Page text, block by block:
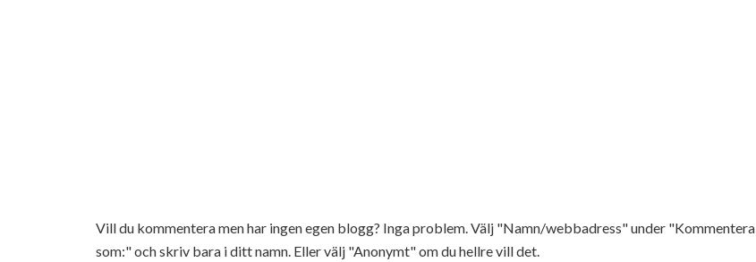
Vill du kommentera men har ingen egen blogg? Inga problem. Välj "Namn/webbadress" under "Kommentera
som:" och skriv bara i ditt namn. Eller välj "Anonymt" om du hellre vill det.